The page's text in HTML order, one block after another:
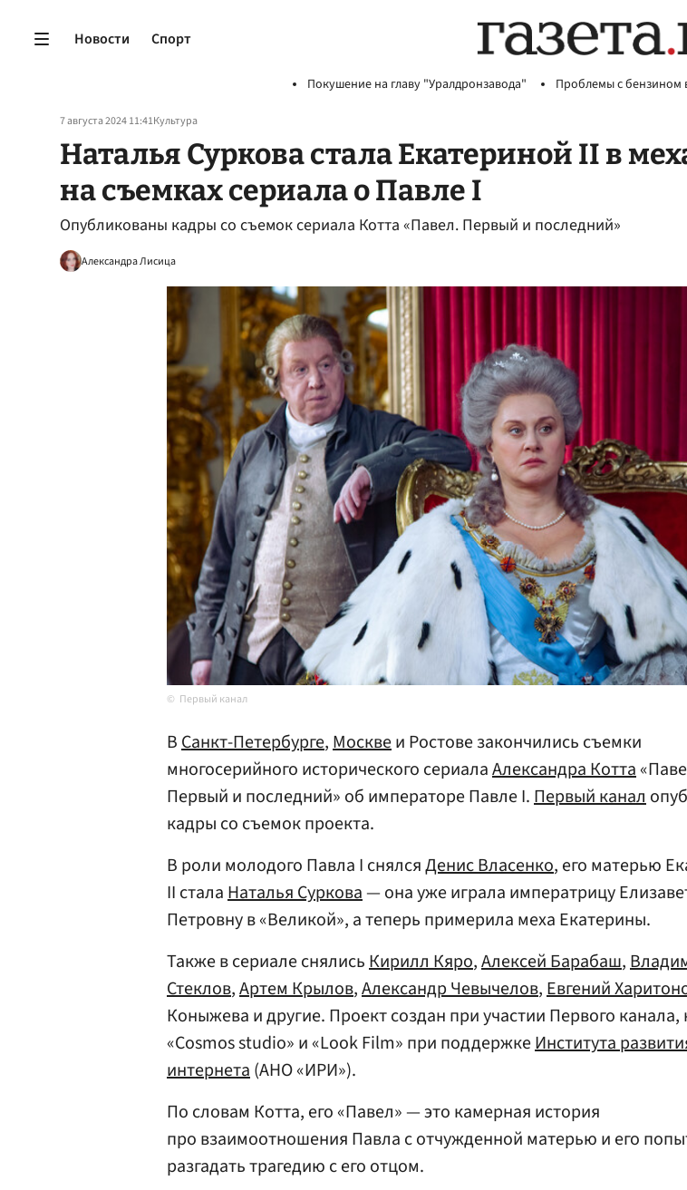
Новости Спорт
Покушение на главу "Уралдронзавода" Проблемы с бензином
7 августа 2024 11:41Культура
Наталья Суркова стала Екатериной II в
на съемках сериала о Павле I
Опубликованы кадры со съемок сериала Котта «Павел. Первый и последний»
Александра Лисица
Первый канал
ВСанкт-Петербурге,Москвеи Ростове закончились съемки
многосерийного исторического сериалаАлександра Котта
Первый и последний» об императоре Павле I.Первый канал
кадры со съемок проекта.
В роли молодого Павла I снялсяДенис Власенко, его матерью
II сталаНаталья Суркова— она уже играла императрицу
Петровну в «Великой», а теперь примерила меха Екатерины.
Также в сериале снялисьКирилл Кяро,Алексей Барабаш,
Стеклов,Артем Крылов,Александр Чевычелов,Евгений
Коныжева и другие. Проект создан при участии Первого
«Cosmos studio» и «Look Film» при поддержкеИнститута
интернета(АНО «ИРИ»).
По словам Котта, его «Павел» — это камерная история
про взаимоотношения Павла с отчужденной матерью и его
разгадать трагедию с его отцом.